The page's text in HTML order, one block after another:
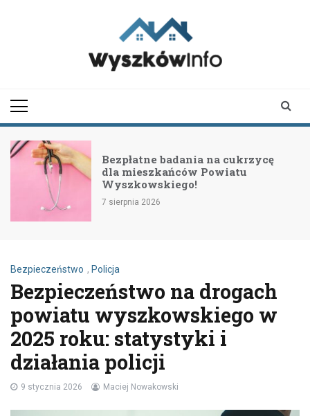
Bezpłatne badania na cukrzycę
dla mieszkańców Powiatu
Wyszkowskiego!
7 sierpnia 2026
Bezpieczeństwo , Policja
Bezpieczeństwo na drogach
powiatu wyszkowskiego w
2025 roku: statystyki i
działania policji
9 stycznia 2026 Maciej Nowakowski